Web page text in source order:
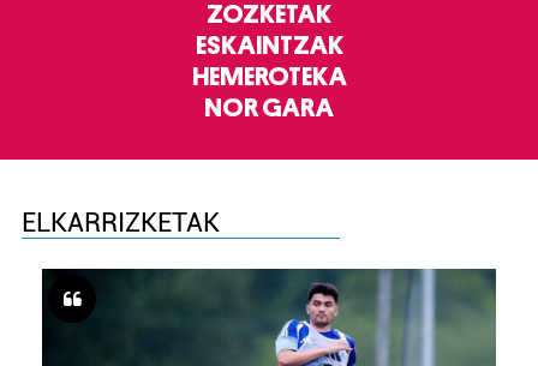
ZOZKETAK
ESKAINTZAK
HEMEROTEKA
NOR GARA
ELKARRIZKETAK